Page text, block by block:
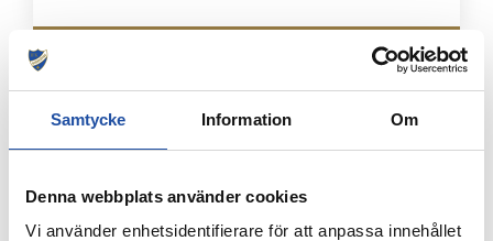
Samtycke Information Om
Denna webbplats använder cookies
Vi använder enhetsidentifierare för att anpassa innehållet